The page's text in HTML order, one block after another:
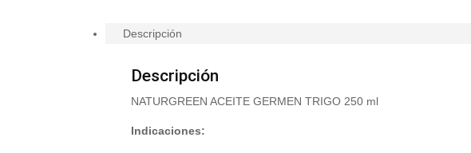
Descripción
Descripción
NATURGREEN ACEITE GERMEN TRIGO 250 ml
Indicaciones: